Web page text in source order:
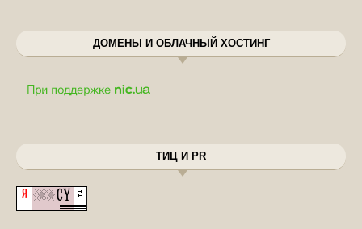
ДОМЕНЫ И ОБЛАЧНЫЙ ХОСТИНГ
ТИЦ И PR